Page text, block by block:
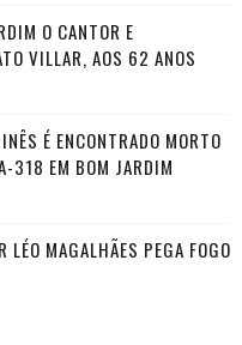
O CANTOR E
VILLAR, AOS 62 ANOS
É ENCONTRADO MORTO
318 EM BOM JARDIM
LÉO MAGALHÃES PEGA FOGO